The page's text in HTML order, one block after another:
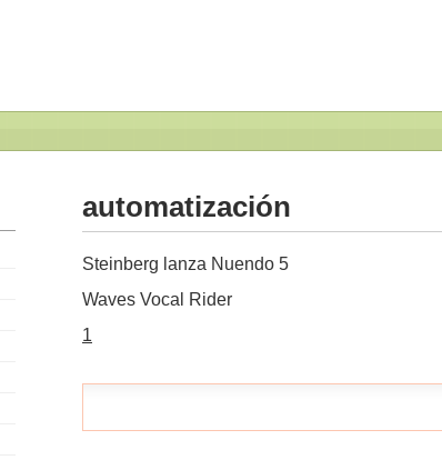
automatización
Steinberg lanza Nuendo 5
Waves Vocal Rider
1